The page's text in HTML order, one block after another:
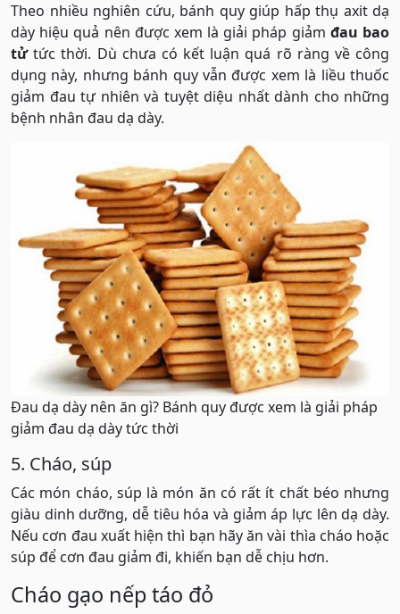
Theo nhiều nghiên cứu, bánh quy giúp hấp thụ axit dạ
dày hiệu quả nên được xem là giải pháp giảm đau bao
tửtức thời. Dù chưa có kết luận quá rõ ràng về công
dụng này, nhưng bánh quy vẫn được xem là liều thuốc
giảm đau tự nhiên và tuyệt diệu nhất dành cho những
bệnh nhân đau dạ dày.
Đau dạ dày nên ăn gì? Bánh quy được xem là giải pháp
giảm đau dạ dày tức thời
5. Cháo, súp
Các món cháo, súp là món ăn có rất ít chất béo nhưng
giàu dinh dưỡng, dễ tiêu hóa và giảm áp lực lên dạ dày.
Nếu cơn đau xuất hiện thì bạn hãy ăn vài thìa cháo hoặc
súp để cơn đau giảm đi, khiến bạn dễ chịu hơn.
Cháo gạo nếp táo đỏ